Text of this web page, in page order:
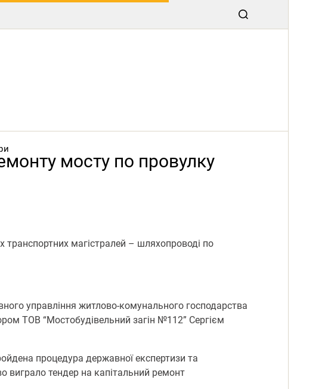
мосту по провулку
транспортних магістралей – шляхопроводі по
управління житлово-комунального господарства
ТОВ “Мостобудівельний загін №112” Сергієм
процедура державної експертизи та
виграло тендер на капітальний ремонт